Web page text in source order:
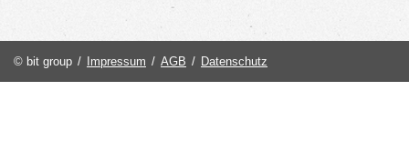
© bit group / Impressum / AGB / Datenschutz